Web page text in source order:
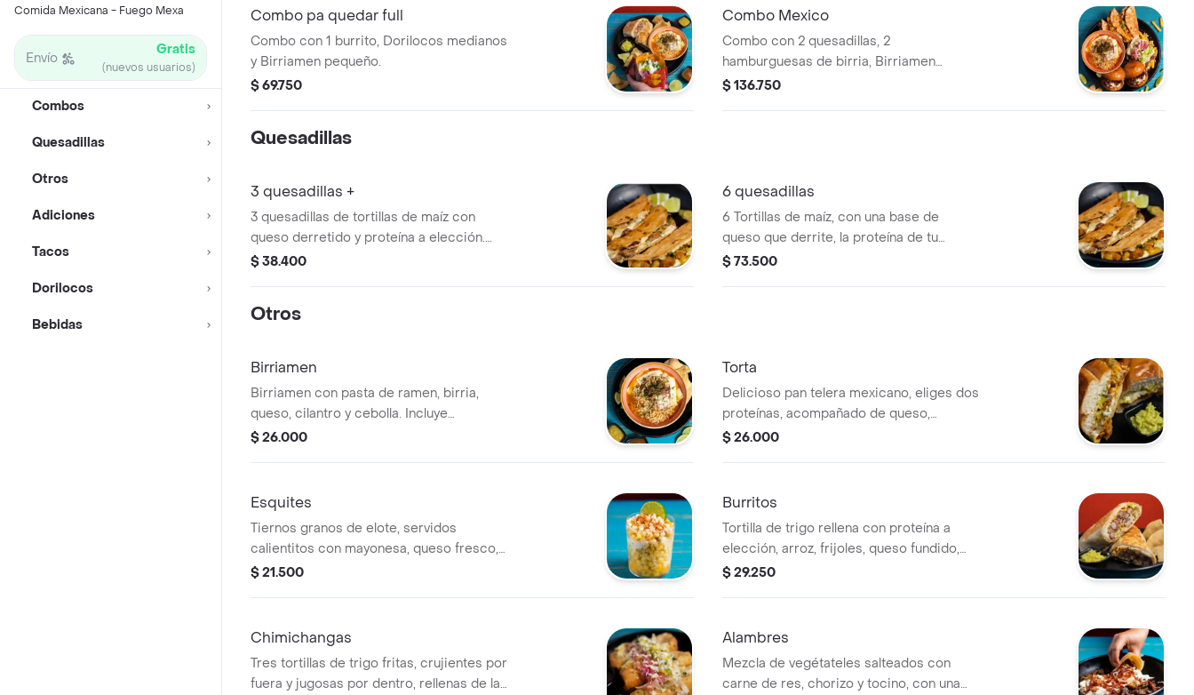
Comida Mexicana - Fuego Mexa
Envío Gratis
(nuevos usuarios)
Combos
Quesadillas
Otros
Adiciones
Tacos
Dorilocos
Bebidas
Combo pa quedar full
Combo con 1 burrito, Dorilocos medianos
y Birriamen pequeño.
$ 69.750
Combo Mexico
Combo con 2 quesadillas, 2
hamburguesas de birria, Birriamen
pequeño, papas y 2 aguas frescas.
$ 136.750
Quesadillas
3 quesadillas +
3 quesadillas de tortillas de maíz con
queso derretido y proteína a elección.
Incluye guarnición de limón.
$ 38.400
6 quesadillas
6 Tortillas de maíz, con una base de
queso que derrite, la proteína de tu
preferencia. Puedes pedir de una o hasta
$ 73.500
Otros
Birriamen
Birriamen con pasta de ramen, birria,
queso, cilantro y cebolla. Incluye
guarnición de tortillas y salsas.
$ 26.000
Torta
Delicioso pan telera mexicano, eliges dos
proteínas, acompañado de queso,
guacamole, mayonesa, crema, cebolla y
$ 26.000
Esquites
Tiernos granos de elote, servidos
calientitos con mayonesa, queso fresco,
un toque de limón y chile
$ 21.500
Burritos
Tortilla de trigo rellena con proteína a
elección, arroz, frijoles, queso fundido,
cebolla, cilantro y crema. Incluye
$ 29.250
Chimichangas
Tres tortillas de trigo fritas, crujientes por
fuera y jugosas por dentro, rellenas de la
Alambres
Mezcla de vegétateles salteados con
carne de res, chorizo y tocino, con una